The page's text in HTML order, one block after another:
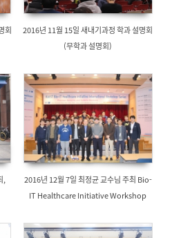
회
2016년 11월 15일 새내기과정 학과 설명회
(무학과 설명회)
,
2016년 12월 7일 최정균 교수님 주최 Bio-
IT Healthcare Initiative Workshop